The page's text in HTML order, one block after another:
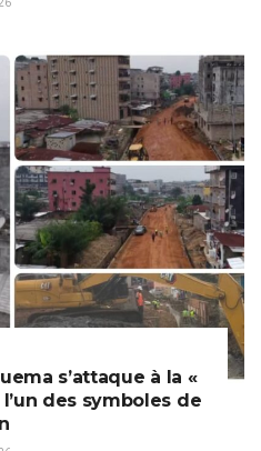
s’attaque à la «
des symboles de